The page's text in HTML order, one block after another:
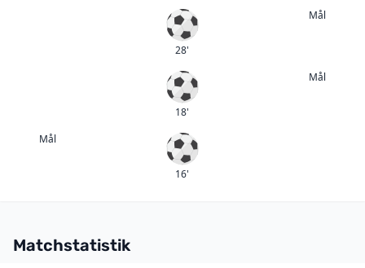
Mål
28'
Mål
Mål
18'
Mål
Mål
Mål
16'
Matchstatistik